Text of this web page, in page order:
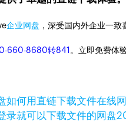
企业网盘 ，深受国内外企业一致
660-8680转841 。立即免费体
如何用直链下载文件在线
录就可以下载文件的网盘